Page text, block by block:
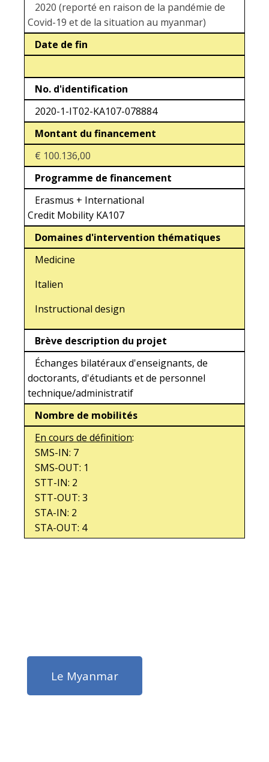
2020 (reporté en raison de la pandémie de
Covid-19 et de la situation au myanmar)
Date de fin
No. d'identification
2020-1-IT02-KA107-078884
Montant du financement
€ 100.136,00
Programme de financement
Erasmus + International
Credit Mobility KA107
Domaines d'intervention thématiques
Medicine
Italien
Instructional design
Brève description du projet
Échanges bilatéraux d'enseignants, de
doctorants, d'étudiants et de personnel
technique/administratif
Nombre de mobilités
En cours de définition:
SMS-IN: 7
SMS-OUT: 1
STT-IN: 2
STT-OUT: 3
STA-IN: 2
STA-OUT: 4
Le Myanmar